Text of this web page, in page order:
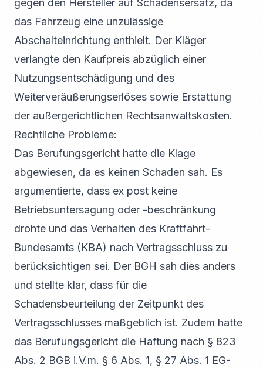
gegen den Hersteller auf Schadensersatz, da
das Fahrzeug eine unzulässige
Abschalteinrichtung enthielt. Der Kläger
verlangte den Kaufpreis abzüglich einer
Nutzungsentschädigung und des
Weiterveräußerungserlöses sowie Erstattung
der außergerichtlichen Rechtsanwaltskosten.
Rechtliche Probleme:
Das Berufungsgericht hatte die Klage
abgewiesen, da es keinen Schaden sah. Es
argumentierte, dass ex post keine
Betriebsuntersagung oder -beschränkung
drohte und das Verhalten des Kraftfahrt-
Bundesamts (KBA) nach Vertragsschluss zu
berücksichtigen sei. Der BGH sah dies anders
und stellte klar, dass für die
Schadensbeurteilung der Zeitpunkt des
Vertragsschlusses maßgeblich ist. Zudem hatte
das Berufungsgericht die Haftung nach § 823
Abs. 2 BGB i.V.m. § 6 Abs. 1, § 27 Abs. 1 EG-